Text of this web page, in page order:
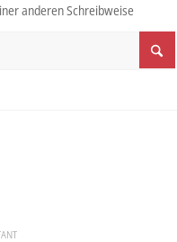
anderen Schreibweise